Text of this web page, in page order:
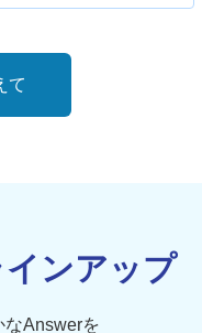
て
ンアップ
なAnswerを